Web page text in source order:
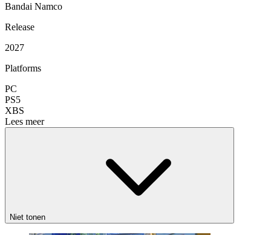
Bandai Namco
Release
2027
Platforms
PC
PS5
XBS
Lees meer
Niet tonen